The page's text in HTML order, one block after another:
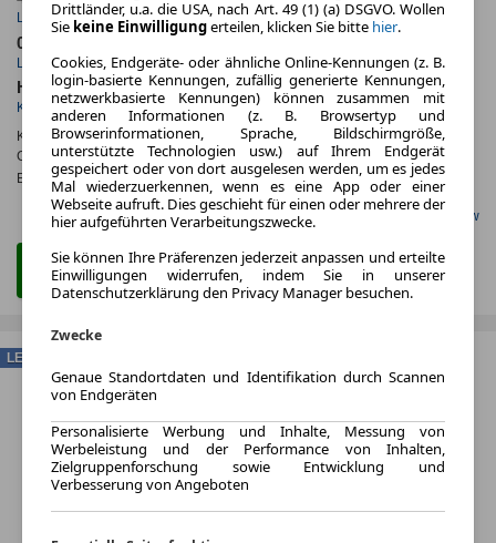
Laufzeit Kilometerstand
0.72
Leasingfaktor Leistung
Hybrid
Kraftstoff
Kraftstoffverbr.¹: ca. 4,7 l/100km(komb.)
CO
-Emissionen*:ca. 107 g/km(komb.)
Effizienzklasse: C
Gefunden auf Carwow
Zum Leasing Angebot
LEASING
Drittländer, u.a. die USA, nach Art. 49 (1) (a) DSGVO. Wollen
Sie keine Einwilligungerteilen, klicken Sie bitte hier.
Cookies, Endgeräte- oder ähnliche Online-Kennungen (z. B.
login-basierte Kennungen, zufällig generierte Kennungen,
netzwerkbasierte Kennungen) können zusammen mit
anderen Informationen (z. B. Browsertyp und
Browserinformationen, Sprache, Bildschirmgröße,
unterstützte Technologien usw.) auf Ihrem Endgerät
gespeichert oder von dort ausgelesen werden, um es jedes
Mal wiederzuerkennen, wenn es eine App oder einer
Webseite aufruft. Dies geschieht für einen oder mehrere der
hier aufgeführten Verarbeitungszwecke.
Sie können Ihre Präferenzen jederzeit anpassen und erteilte
Einwilligungen widerrufen, indem Sie in unserer
Datenschutzerklärung den Privacy Manager besuchen.
Zwecke
Genaue Standortdaten und Identifikation durch Scannen
von Endgeräten
Personalisierte Werbung und Inhalte, Messung von
Werbeleistung und der Performance von Inhalten,
Zielgruppenforschung sowie Entwicklung und
Verbesserung von Angeboten